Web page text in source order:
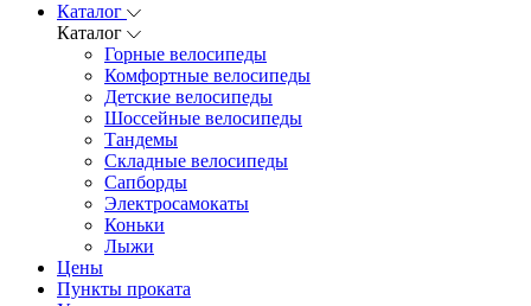
Каталог
Каталог
Горные велосипеды
Комфортные велосипеды
Детские велосипеды
Шоссейные велосипеды
Тандемы
Складные велосипеды
Сапборды
Электросамокаты
Коньки
Лыжи
Цены
Пункты проката